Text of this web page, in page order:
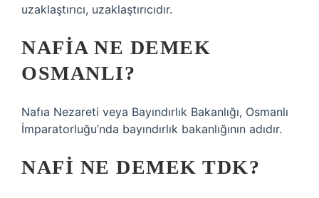
uzaklaştırıcı, uzaklaştırıcıdır.
NAFIA NE DEMEK
OSMANLI?
Nafıa Nezareti veya Bayındırlık Bakanlığı, Osmanlı
İmparatorluğu’nda bayındırlık bakanlığının adıdır.
NAFI NE DEMEK TDK?